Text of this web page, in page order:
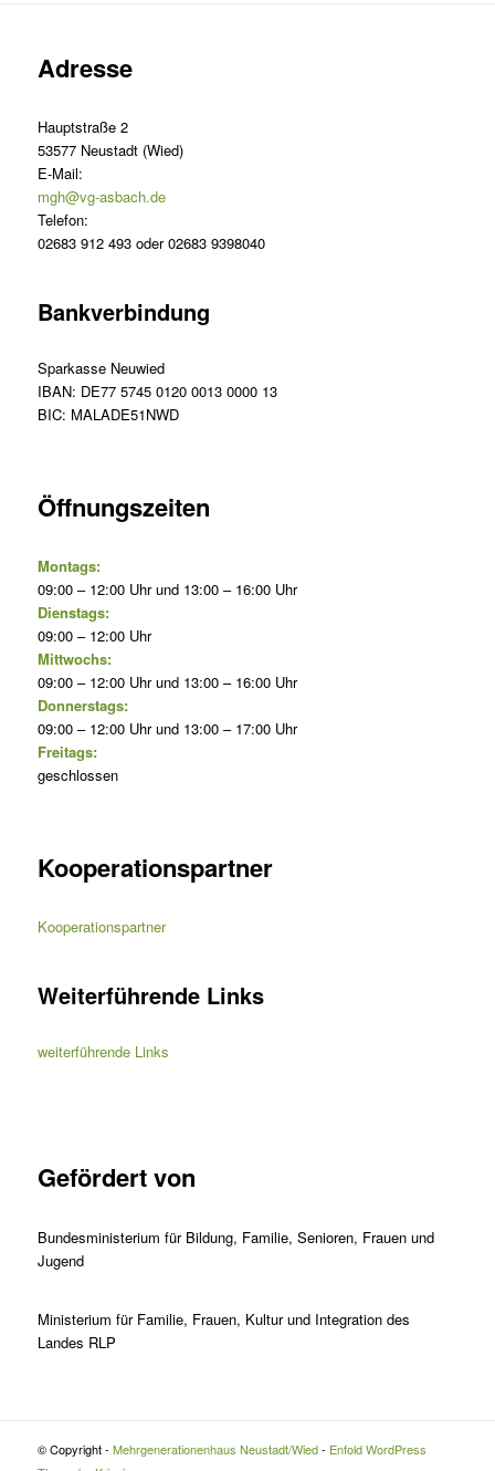
Adresse
Hauptstraße 2
53577 Neustadt (Wied)
E-Mail:
mgh@vg-asbach.de
Telefon:
02683 912 493 oder 02683 9398040
Bankverbindung
Sparkasse Neuwied
IBAN: DE77 5745 0120 0013 0000 13
BIC: MALADE51NWD
Öffnungszeiten
Montags:
09:00 – 12:00 Uhr und 13:00 – 16:00 Uhr
Dienstags:
09:00 – 12:00 Uhr
Mittwochs:
09:00 – 12:00 Uhr und 13:00 – 16:00 Uhr
Donnerstags:
09:00 – 12:00 Uhr und 13:00 – 17:00 Uhr
Freitags:
geschlossen
Kooperationspartner
Kooperationspartner
Weiterführende Links
weiterführende Links
Gefördert von
Bundesministerium für Bildung, Familie, Senioren, Frauen und
Jugend
Ministerium für Familie, Frauen, Kultur und Integration des
Landes RLP
© Copyright - Mehrgenerationenhaus Neustadt/Wied- Enfold WordPress